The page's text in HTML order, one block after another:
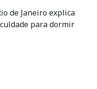
de Janeiro explica
para dormir